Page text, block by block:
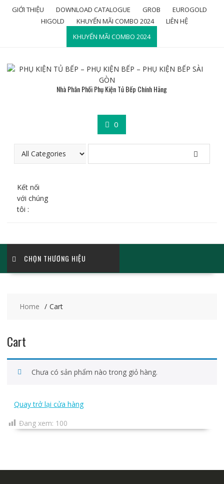
GIỚI THIỆU DOWNLOAD CATALOGUE GROB
EUROGOLD
HIGOLD
KHUYẾN MÃI COMBO 2024
LIÊN HỆ
KHUYẾN MÃI COMBO 2024
Nhà Phân Phối Phụ Kiện Tủ Bếp Chính Hãng
0
Kết nối
với chúng
tôi :
CHỌN THƯƠNG HIỆU
Home Cart
Cart
Chưa có sản phẩm nào trong giỏ hàng.
Quay trở lại cửa hàng
Đang xem: 100